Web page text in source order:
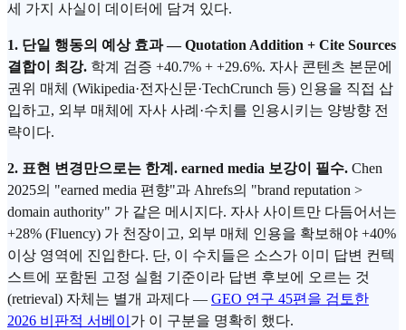
세 가지 사실이 데이터에 담겨 있다.
1. 단일 행동의 예상 효과 — Quotation Addition + Cite Sources
결합이 최강. 학계 검증 +40.7% + +29.6%. 자사 콘텐츠 본문에
권위 매체 (Wikipedia·전자신문·TechCrunch 등) 인용을 직접 삽
입하고, 외부 매체에 자사 사례·수치를 인용시키는 양방향 전
략이다.
2. 표현 변경만으로는 한계. earned media 보강이 필수. Chen
2025의 "earned media 편향"과 Ahrefs의 "brand reputation >
domain authority" 가 같은 메시지다. 자사 사이트만 다듬어서는
+28% (Fluency) 가 천장이고, 외부 매체 인용을 확보해야 +40%
이상 영역에 진입한다. 단, 이 수치들은 소스가 이미 답변 컨텍
스트에 포함된 고정 실험 기준이라 답변 후보에 오르는 것
(retrieval) 자체는 별개 과제다 — GEO 연구 45편을 검토한
2026 비판적 서베이 가 이 구분을 명확히 했다.